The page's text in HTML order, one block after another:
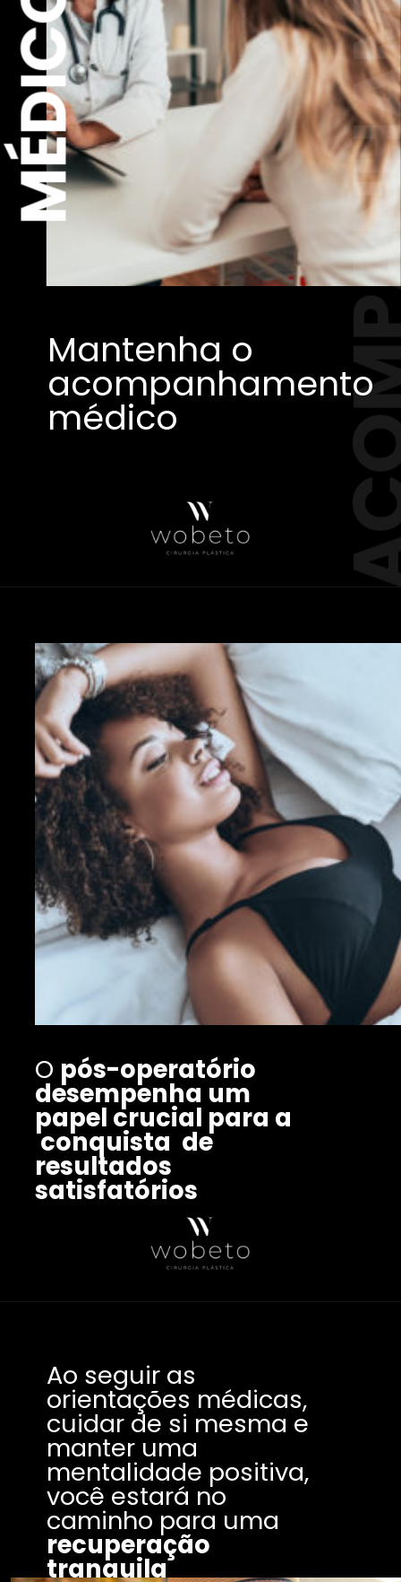
Mantenha o
acompanhamento
médico
MÉDICO
O pós-operatório
desempenha um
papel crucial para a
conquista de
resultados
satisfatórios
Ao seguir as
orientações médicas,
cuidar de si mesma e
manter uma
mentalidade positiva,
você estará no
caminho para uma
recuperação
tranquila